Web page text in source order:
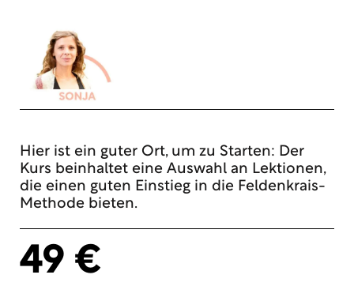
Hier ist ein guter Ort, um zu Starten: Der
Kurs beinhaltet eine Auswahl an Lektionen,
die einen guten Einstieg in die Feldenkrais-
Methode bieten.
49 €